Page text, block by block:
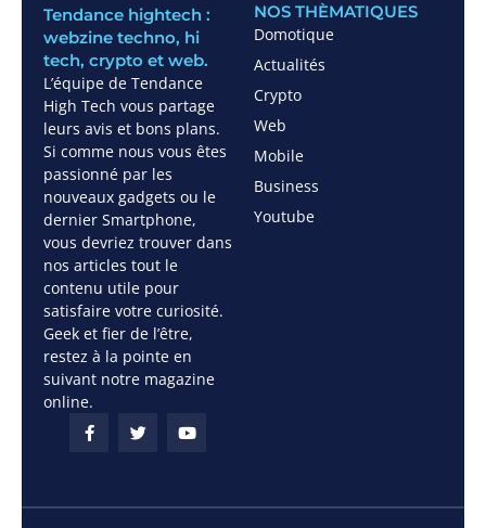
Tendance hightech :
webzine techno, hi
tech, crypto et web.
L’équipe de Tendance
High Tech vous partage
leurs avis et bons plans.
Si comme nous vous êtes
passionné par les
nouveaux gadgets ou le
dernier Smartphone,
vous devriez trouver dans
nos articles tout le
contenu utile pour
satisfaire votre curiosité.
Geek et fier de l’être,
restez à la pointe en
suivant notre magazine
online.
NOS THÈMATIQUES
Domotique
Actualités
Crypto
Web
Mobile
Business
Youtube